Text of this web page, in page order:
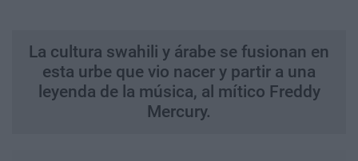
La cultura swahili y árabe se fusionan en
esta urbe que vio nacer y partir a una
leyenda de la música, al mítico Freddy
Mercury.